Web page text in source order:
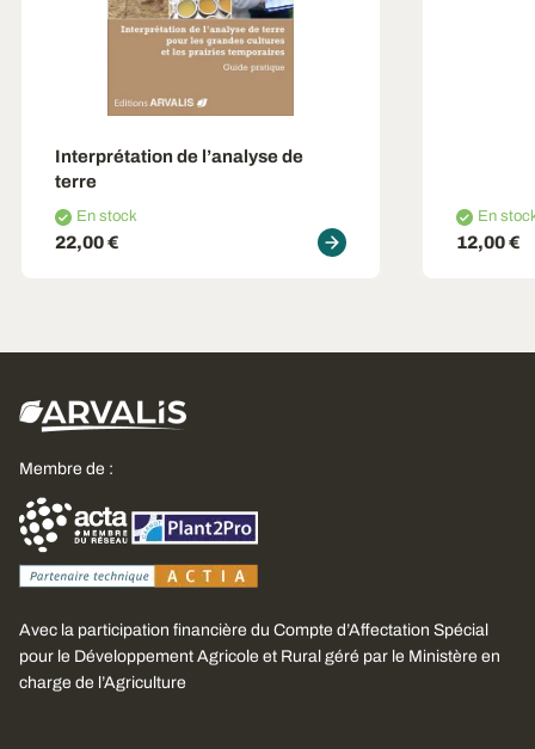
Interprétation de l’analyse de
terre
En stock
22,00 €
En
12,00 €
Membre de :
Avec la participation financière du Compte d’Affectation Spécial
pour le Développement Agricole et Rural géré par le Ministère en
charge de l’Agriculture